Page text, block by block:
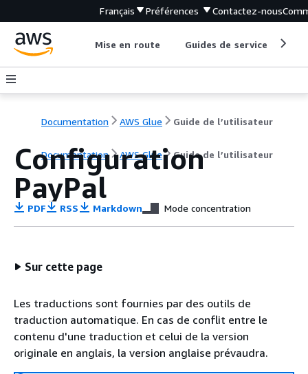
Français Préférences Contactez-nous
Mise en route Guides de service
Documentation AWS Glue Guide de l’utilisateur
Documentation AWS Glue Guide de l’utilisateur
Configuration
PayPal
PDF RSS Markdown Mode concentration
Sur cette page
Les traductions sont fournies par des outils de
traduction automatique. En cas de conflit entre le
contenu d'une traduction et celui de la version
originale en anglais, la version anglaise prévaudra.